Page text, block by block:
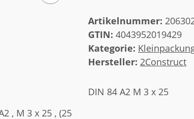
Artikelnummer:
GTIN: 4043952019429
Kategorie:
Hersteller: 2Construct
DIN 84 A2 M 3 x 25